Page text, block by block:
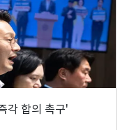
각 합의 촉구'